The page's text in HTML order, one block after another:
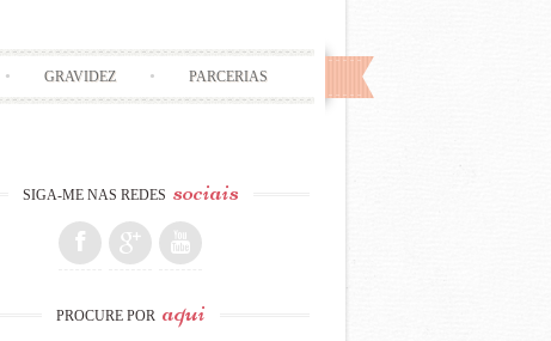
GRAVIDEZ PARCERIAS
SIGA-ME NAS REDES sociais
PROCURE POR aqui